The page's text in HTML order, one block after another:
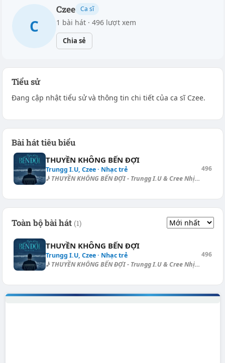
C
Czee Ca sĩ
1 bài hát · 496 lượt xem
Chia sẻ
Tiểu sử
Đang cập nhật tiểu sử và thông tin chi tiết của ca sĩ Czee.
Bài hát tiêu biểu
THUYỀN KHÔNG BẾN ĐỢI
Trungg I.U, Czee · Nhạc trẻ
♪ THUYỀN KHÔNG BẾN ĐỢI - Trungg I.U & Cree Nhịp: 4/4, tempo: 143, đi...
496
Toàn bộ bài hát (1)
THUYỀN KHÔNG BẾN ĐỢI
Trungg I.U, Czee · Nhạc trẻ
♪ THUYỀN KHÔNG BẾN ĐỢI - Trungg I.U & Cree Nhịp: 4/4, tempo: 143, đi...
496